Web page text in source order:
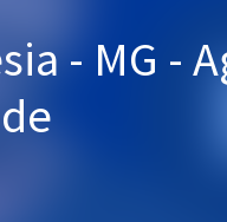
- MG -